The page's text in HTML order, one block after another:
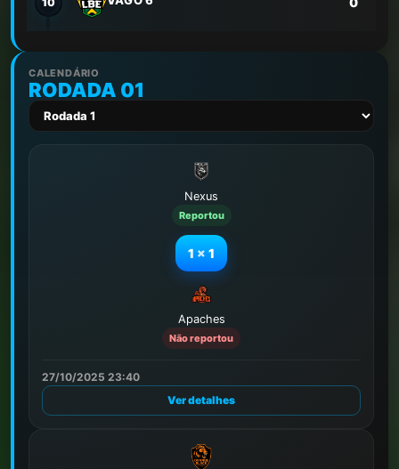
CALENDÁRIO
RODADA 01
Nexus
Reportou
1 x 1
Apaches
Não reportou
27/10/2025 23:40
Ver detalhes